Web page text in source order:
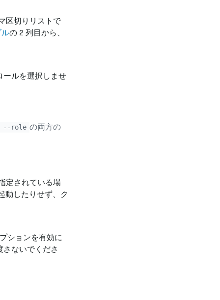
区切りリストで
の 2 列目から、
ールを選択しませ
--role の両方の
定されている場
動したりせず、ク
ションを有効に
ないでくださ